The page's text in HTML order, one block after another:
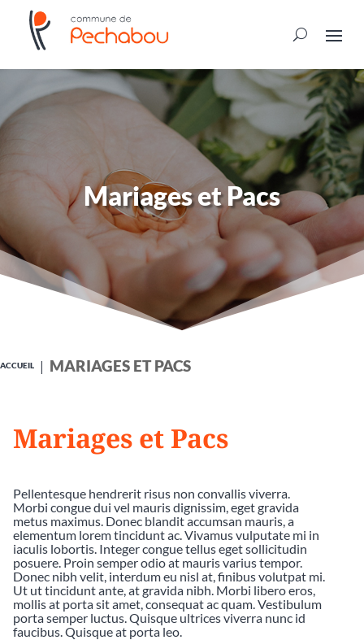
Mariages et Pacs
ACCUEIL MARIAGES ET PACS
Mariages et Pacs
Pellentesque hendrerit risus non convallis viverra.
Morbi congue dui vel mauris dignissim, eget gravida
metus maximus. Donec blandit accumsan mauris, a
elementum lorem tincidunt ac. Vivamus vulputate mi in
iaculis lobortis. Integer congue tellus eget sollicitudin
posuere. Proin semper odio at mauris varius tempor.
Donec nibh velit, interdum eu nisl at, finibus volutpat mi.
Ut ut tincidunt ante, at gravida nibh. Morbi libero eros,
mollis at porta sit amet, consequat ac quam. Vestibulum
porta semper luctus. Quisque ultrices viverra nunc id
faucibus. Quisque at porta leo.